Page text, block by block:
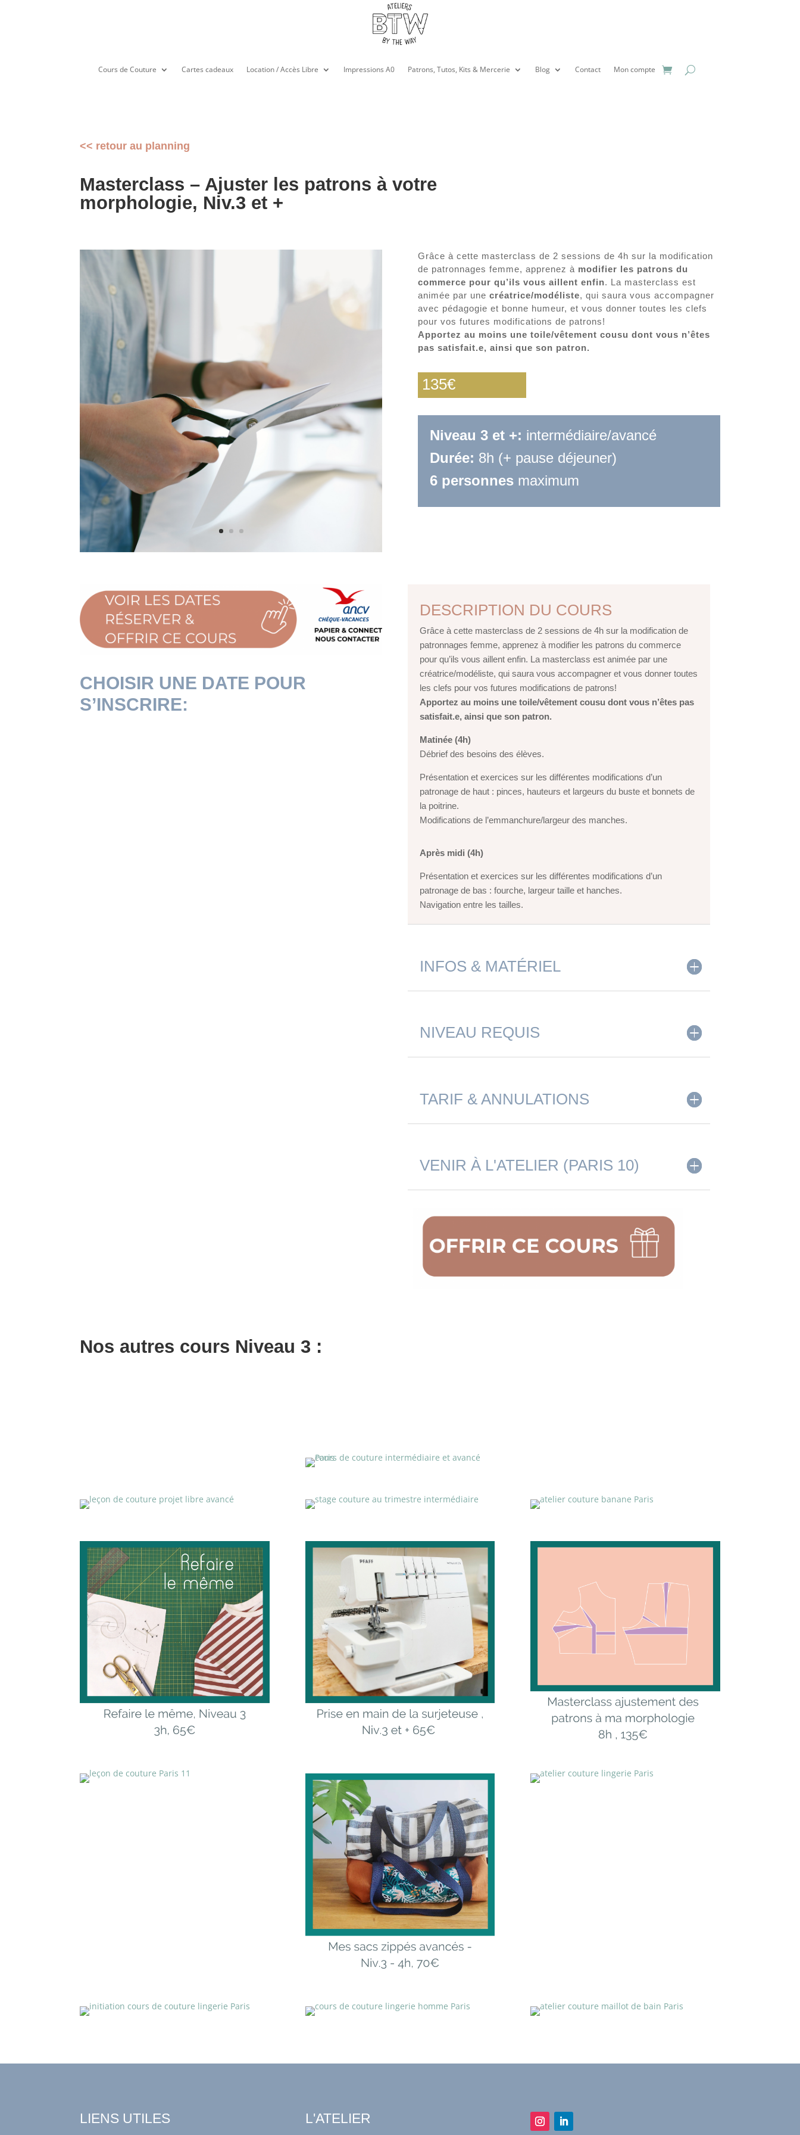
Cours de Couture Cartes cadeaux Location / Accès Libre Impressions A0 Patrons, Tutos, Kits & Mercerie Blog Contact Mon compte
<< retour au planning
Masterclass – Ajuster les patrons à votre
morphologie, Niv.3 et +
Grâce à cette masterclass de 2 sessions de 4h sur la modification
de patronnages femme, apprenez à modifier les patrons du
commerce pour qu’ils vous aillent enfin. La masterclass est
animée par une créatrice/modéliste, qui saura vous accompagner
avec pédagogie et bonne humeur, et vous donner toutes les clefs
pour vos futures modifications de patrons!
Apportez au moins une toile/vêtement cousu dont vous n’êtes
pas satisfait.e, ainsi que son patron.
135€
Niveau 3 et +: intermédiaire/avancé
Durée: 8h (+ pause déjeuner)
6 personnesmaximum
CHOISIR UNE DATE POUR
S’INSCRIRE:
DESCRIPTION DU COURS
Grâce à cette masterclass de 2 sessions de 4h sur la modification de
patronnages femme, apprenez à modifier les patrons du commerce
pour qu’ils vous aillent enfin. La masterclass est animée par une
créatrice/modéliste, qui saura vous accompagner et vous donner toutes
les clefs pour vos futures modifications de patrons!
Apportez au moins une toile/vêtement cousu dont vous n’êtes pas
satisfait.e, ainsi que son patron.
Matinée (4h)
Débrief des besoins des élèves.
Présentation et exercices sur les différentes modifications d’un
patronage de haut : pinces, hauteurs et largeurs du buste et bonnets de
la poitrine.
Modifications de l’emmanchure/largeur des manches.
Après midi (4h)
Présentation et exercices sur les différentes modifications d’un
patronage de bas : fourche, largeur taille et hanches.
Navigation entre les tailles.
INFOS & MATÉRIEL
NIVEAU REQUIS
TARIF & ANNULATIONS
VENIR À L'ATELIER (PARIS 10)
Nos autres cours Niveau 3 :
LIENS UTILES L'ATELIER